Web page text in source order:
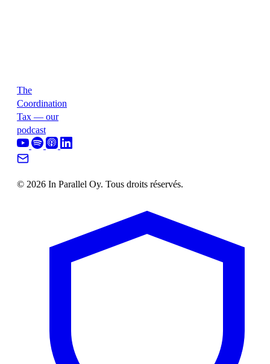
The
Coordination
Tax — our
podcast
© 2026 In Parallel Oy. Tous droits réservés.